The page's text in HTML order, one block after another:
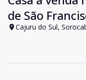
de São
Cajuru do Sul,